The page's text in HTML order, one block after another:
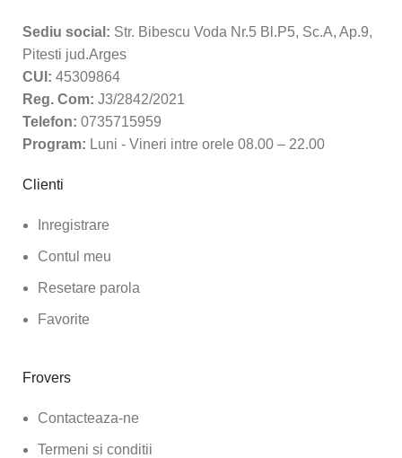
Sediu social: Str. Bibescu Voda Nr.5 Bl.P5, Sc.A, Ap.9,
Pitesti jud.Arges
CUI: 45309864
Reg. Com: J3/2842/2021
Telefon: 0735715959
Program: Luni - Vineri intre orele 08.00 – 22.00
Clienti
Inregistrare
Contul meu
Resetare parola
Favorite
Frovers
Contacteaza-ne
Termeni si conditii